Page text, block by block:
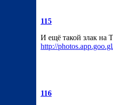
115
И ещё такой злак на
http://
116